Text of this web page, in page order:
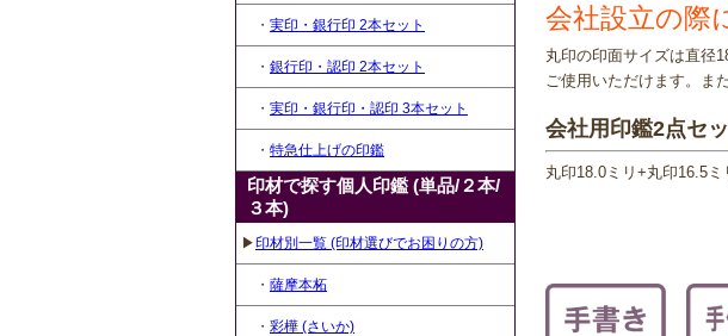
・ 実印・銀行印 2本セット
・ 銀行印・認印 2本セット
・ 実印・銀行印・認印 3本セット
・ 特急仕上げの印鑑
印材で探す個人印鑑 (単品/２本/
３本)
▶印材別一覧 (印材選びでお困りの方)
・ 薩摩本柘
・ 彩樺 (さいか)
会社設立の際
丸印の印面サイズは直径
ご使用いただけます。ま
会社用印鑑2点セ
丸印18.0ミリ+丸印16.5ミ